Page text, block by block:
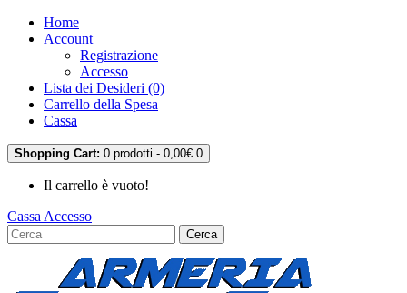
Home
Account
Registrazione
Accesso
Lista dei Desideri (0)
Carrello della Spesa
Cassa
Shopping Cart: 0 prodotti - 0,00€ 0
Il carrello è vuoto!
Cassa Accesso
Cerca